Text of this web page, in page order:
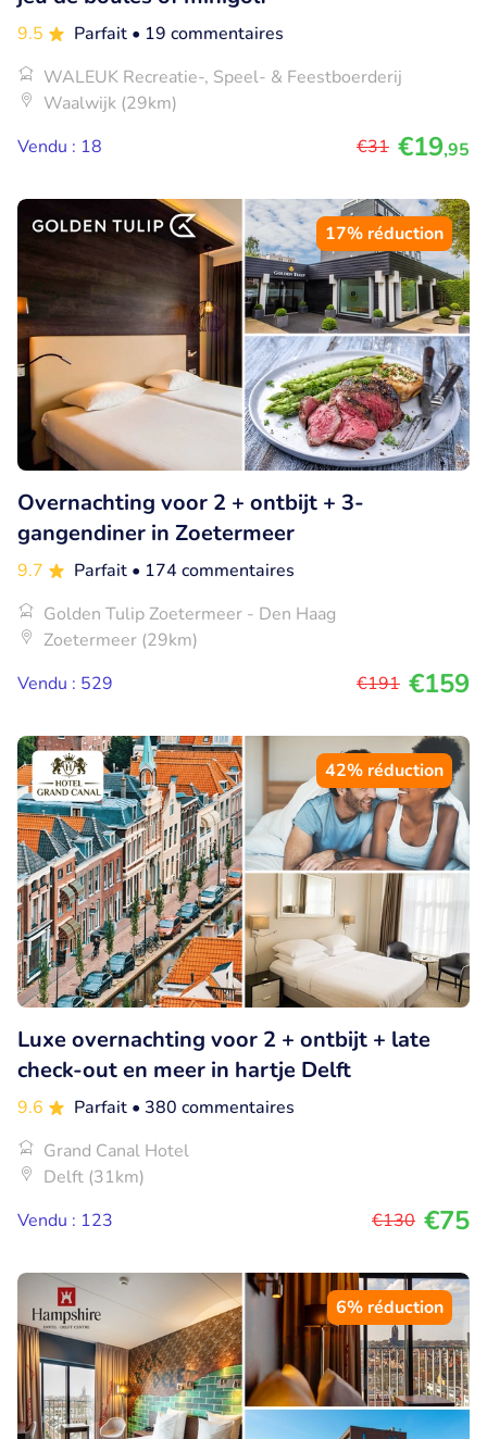
9.5 Parfait • 19 commentaires
WALEUK Recreatie-, Speel- & Feestboerderij
Waalwijk (29km)
Vendu : 18
€31 €19,95
17% réduction
Overnachting voor 2 + ontbijt + 3-
gangendiner in Zoetermeer
9.7 Parfait • 174 commentaires
Golden Tulip Zoetermeer - Den Haag
Zoetermeer (29km)
Vendu : 529
€191 €159
42% réduction
Luxe overnachting voor 2 + ontbijt + late
check-out en meer in hartje Delft
9.6 Parfait • 380 commentaires
Grand Canal Hotel
Delft (31km)
Vendu : 123
€130 €75
6% réduction